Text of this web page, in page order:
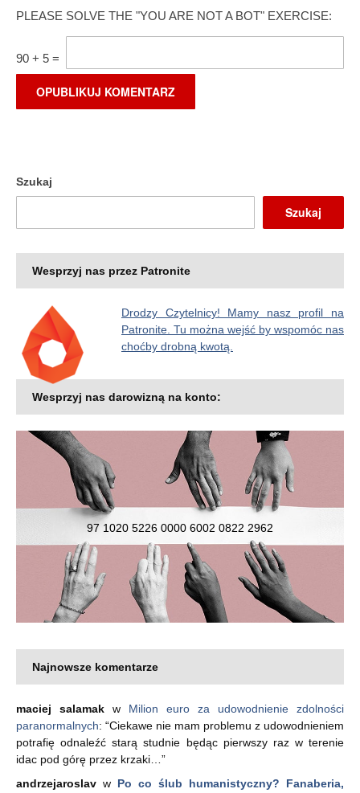
PLEASE SOLVE THE "YOU ARE NOT A BOT" EXERCISE:
90 + 5 =
Szukaj
Szukaj
Wesprzyj nas przez Patronite
Drodzy Czytelnicy! Mamy nasz profil na
Patronite. Tu można wejść by wspomóc nas
choćby drobną kwotą.
Wesprzyj nas darowizną na konto:
97 1020 5226 0000 6002 0822 2962
Najnowsze komentarze
maciej salamak w Milion euro za udowodnienie zdolności
paranormalnych: “Ciekawe nie mam problemu z udowodnieniem
potrafię odnaleźć starą studnie będąc pierwszy raz w terenie
idac pod górę przez krzaki… ”
andrzejaroslav w Po co ślub humanistyczny? Fanaberia,